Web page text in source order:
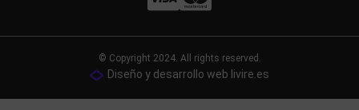
© Copyright 2024. All rights reserved.
Diseño y desarrollo web livire.es